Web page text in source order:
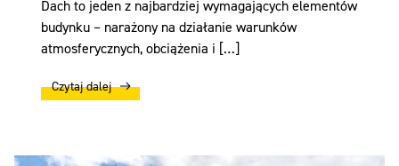
Dach to jeden z najbardziej wymagających elementów
budynku – narażony na działanie warunków
atmosferycznych, obciążenia i […]
Czytaj dalej